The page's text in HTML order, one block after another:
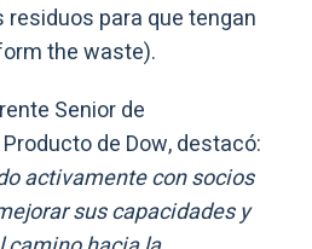
para que tengan
the waste).
Senior de
de Dow, destacó:
activamente con socios
sus capacidades y